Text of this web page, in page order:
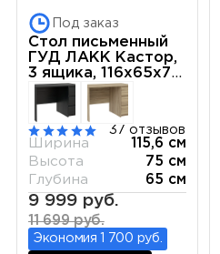
Под заказ
Стол письменный
ГУД ЛАКК Кастор,
3 ящика, 116х65х75
см, белый
37 отзывов
Ширина
115,6 см
Высота
75 см
Глубина
65 см
9 999 руб.
11 699 руб.
Экономия 1 700 руб.